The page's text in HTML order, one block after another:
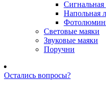
Сигнальная
Напольная
Световые маяки
Звуковые маяки
Поручни
Остались вопросы?